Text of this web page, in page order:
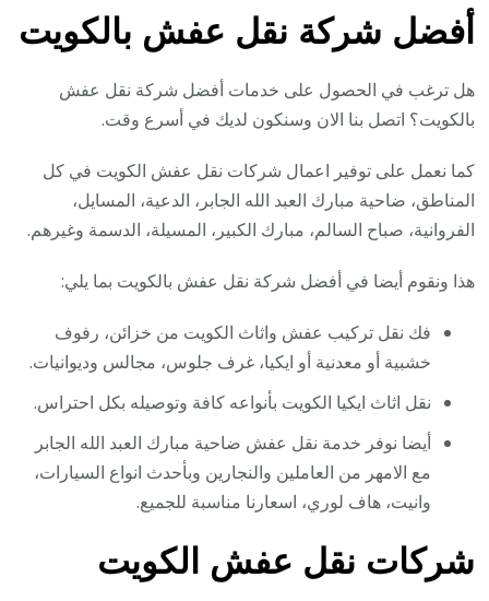
أفضل شركة نقل عفش بالكويت
هل ترغب في الحصول على خدمات أفضل شركة نقل عفش
بالكويت؟ اتصل بنا الان وسنكون لديك في أسرع وقت.
كما نعمل على توفير اعمال شركات نقل عفش الكويت في كل
المناطق، ضاحية مبارك العبد الله الجابر، الدعية، المسايل،
الفروانية، صباح السالم، مبارك الكبير، المسيلة، الدسمة وغيرهم.
هذا ونقوم أيضا في أفضل شركة نقل عفش بالكويت بما يلي:
فك نقل تركيب عفش واثاث الكويت من خزائن، رفوف
خشبية أو معدنية أو ايكيا، غرف جلوس، مجالس وديوانيات.
نقل اثاث ايكيا الكويت بأنواعه كافة وتوصيله بكل احتراس.
أيضا نوفر خدمة نقل عفش ضاحية مبارك العبد الله الجابر
مع الامهر من العاملين والنجارين وبأحدث انواع السيارات،
وانيت، هاف لوري، اسعارنا مناسبة للجميع.
شركات نقل عفش الكويت